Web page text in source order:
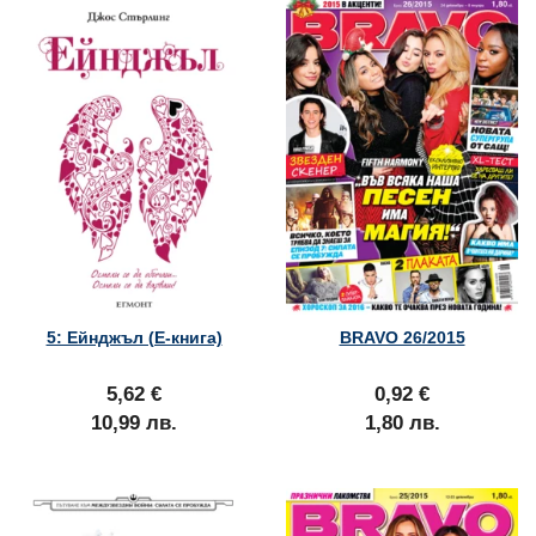
5: Ейнджъл (Е-книга)
5,62 €
10,99 лв.
BRAVO 26/2015
0,92 €
1,80 лв.